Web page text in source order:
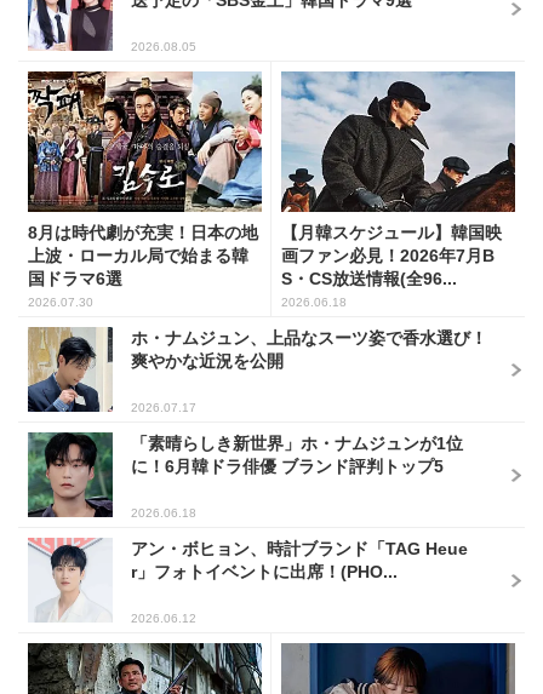
2026.08.05
8月は時代劇が充実！日本の地
上波・ローカル局で始まる韓
国ドラマ6選
2026.07.30
【月韓スケジュール】韓国映
画ファン必見！2026年7月B
S・CS放送情報(全96...
2026.06.18
ホ・ナムジュン、上品なスーツ姿で香水選び！
爽やかな近況を公開
2026.07.17
「素晴らしき新世界」ホ・ナムジュンが1位
に！6月韓ドラ俳優 ブランド評判トップ5
2026.06.18
アン・ボヒョン、時計ブランド「TAG Heue
r」フォトイベントに出席！(PHO...
2026.06.12